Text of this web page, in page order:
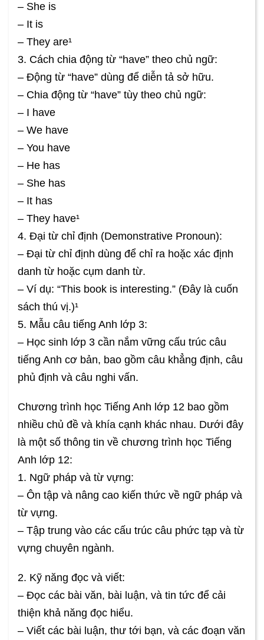
– She is
– It is
– They are¹
3. Cách chia động từ “have” theo chủ ngữ:
– Động từ “have” dùng để diễn tả sở hữu.
– Chia động từ “have” tùy theo chủ ngữ:
– I have
– We have
– You have
– He has
– She has
– It has
– They have¹
4. Đại từ chỉ định (Demonstrative Pronoun):
– Đại từ chỉ định dùng để chỉ ra hoặc xác định
danh từ hoặc cụm danh từ.
– Ví dụ: “This book is interesting.” (Đây là cuốn
sách thú vị.)¹
5. Mẫu câu tiếng Anh lớp 3:
– Học sinh lớp 3 cần nắm vững cấu trúc câu
tiếng Anh cơ bản, bao gồm câu khẳng định, câu
phủ định và câu nghi vấn.
Chương trình học Tiếng Anh lớp 12 bao gồm
nhiều chủ đề và khía cạnh khác nhau. Dưới đây
là một số thông tin về chương trình học Tiếng
Anh lớp 12:
1. Ngữ pháp và từ vựng:
– Ôn tập và nâng cao kiến thức về ngữ pháp và
từ vựng.
– Tập trung vào các cấu trúc câu phức tạp và từ
vựng chuyên ngành.
2. Kỹ năng đọc và viết:
– Đọc các bài văn, bài luận, và tin tức để cải
thiện khả năng đọc hiểu.
– Viết các bài luận, thư tới bạn, và các đoạn văn